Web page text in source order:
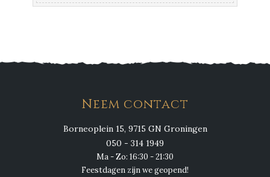
Neem contact
Borneoplein 15, 9715 GN Groningen
050 - 314 1949
Ma - Zo: 16:30 - 21:30
Feestdagen zijn we geopend!